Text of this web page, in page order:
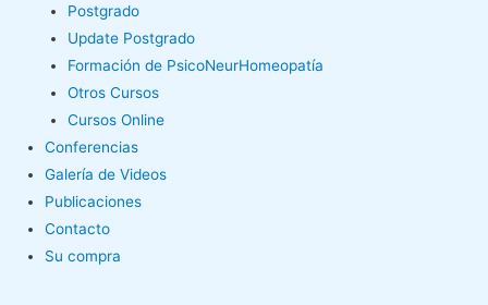
Postgrado
Update Postgrado
Formación de PsicoNeurHomeopatía
Otros Cursos
Cursos Online
Conferencias
Galería de Videos
Publicaciones
Contacto
Su compra